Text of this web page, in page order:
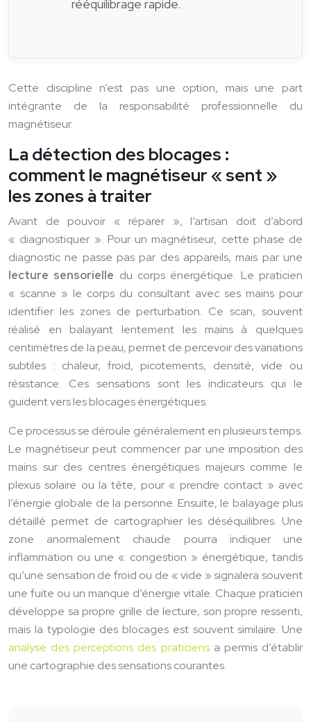
rééquilibrage rapide.
Cette discipline n’est pas une option, mais une part
intégrante de la responsabilité professionnelle du
magnétiseur.
La détection des blocages :
comment le magnétiseur « sent »
les zones à traiter
Avant de pouvoir « réparer », l’artisan doit d’abord
« diagnostiquer ». Pour un magnétiseur, cette phase de
diagnostic ne passe pas par des appareils, mais par une
lecture sensorielle du corps énergétique. Le praticien
« scanne » le corps du consultant avec ses mains pour
identifier les zones de perturbation. Ce scan, souvent
réalisé en balayant lentement les mains à quelques
centimètres de la peau, permet de percevoir des variations
subtiles : chaleur, froid, picotements, densité, vide ou
résistance. Ces sensations sont les indicateurs qui le
guident vers les blocages énergétiques.
Ce processus se déroule généralement en plusieurs temps.
Le magnétiseur peut commencer par une imposition des
mains sur des centres énergétiques majeurs comme le
plexus solaire ou la tête, pour « prendre contact » avec
l’énergie globale de la personne. Ensuite, le balayage plus
détaillé permet de cartographier les déséquilibres. Une
zone anormalement chaude pourra indiquer une
inflammation ou une « congestion » énergétique, tandis
qu’une sensation de froid ou de « vide » signalera souvent
une fuite ou un manque d’énergie vitale. Chaque praticien
développe sa propre grille de lecture, son propre ressenti,
mais la typologie des blocages est souvent similaire. Une
analyse des perceptions des praticiensa permis d’établir
une cartographie des sensations courantes.